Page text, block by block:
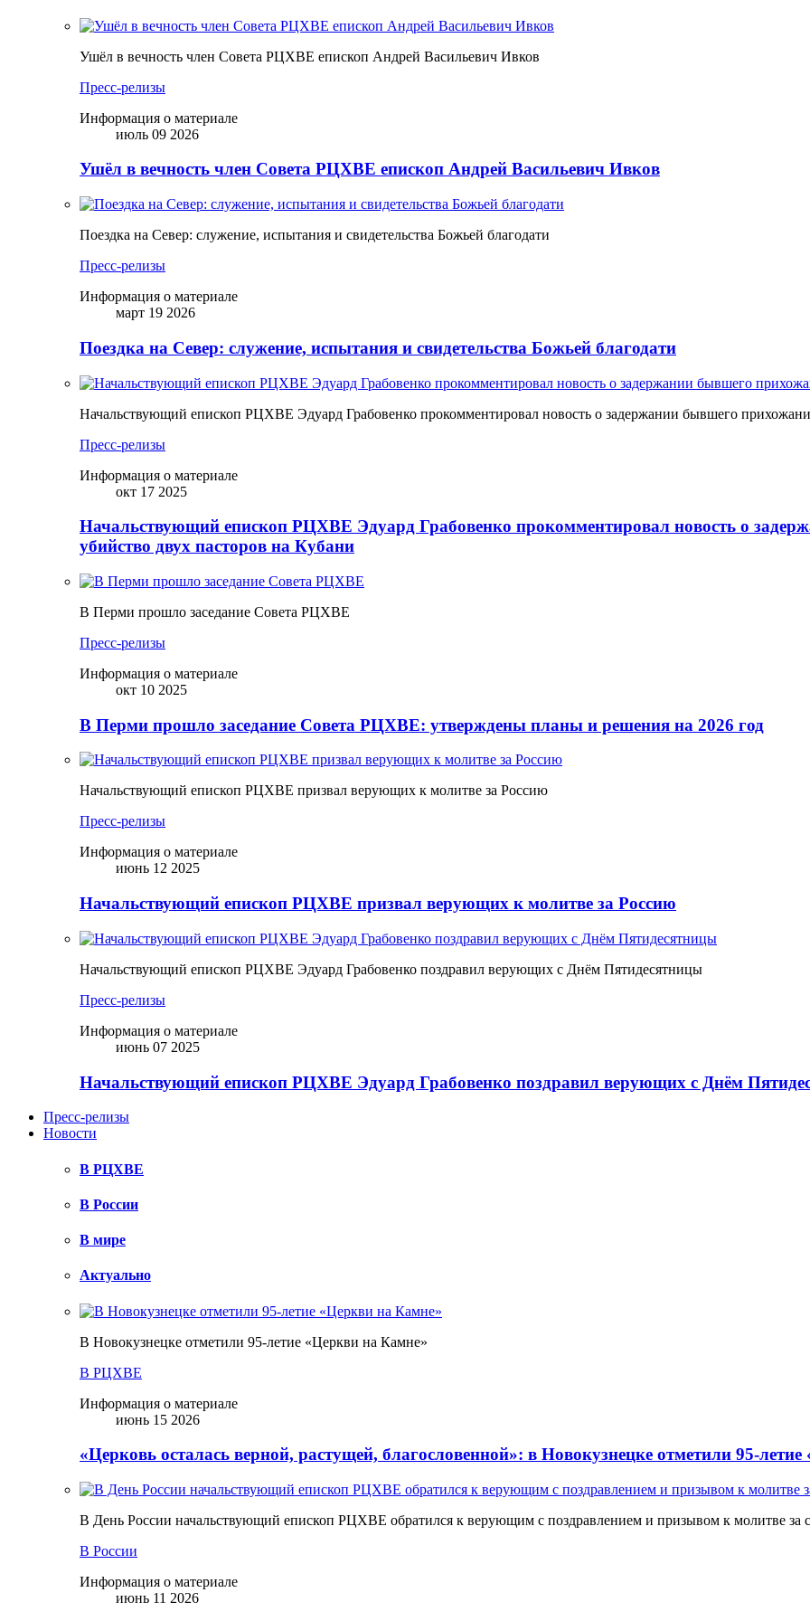
Ушёл в вечность член Совета РЦХВЕ епископ Андрей Васильевич Ивков
Пресс-релизы
Информация о материале
июль 09 2026
Ушёл в вечность член Совета РЦХВЕ епископ Андрей Васильевич Ивков
Поездка на Север: служение, испытания и свидетельства Божьей благодати
Пресс-релизы
Информация о материале
март 19 2026
Поездка на Север: служение, испытания и свидетельства Божьей благодати
Начальствующий епископ РЦХВЕ Эдуард Грабовенко прокомментировал новость о задержании бывшего
Пресс-релизы
Информация о материале
окт 17 2025
Начальствующий епископ РЦХВЕ Эдуард Грабовенко прокомментировал новость о
убийство двух пасторов на Кубани
В Перми прошло заседание Совета РЦХВЕ
Пресс-релизы
Информация о материале
окт 10 2025
В Перми прошло заседание Совета РЦХВЕ: утверждены планы и решения на 2026 год
Начальствующий епископ РЦХВЕ призвал верующих к молитве за Россию
Пресс-релизы
Информация о материале
июнь 12 2025
Начальствующий епископ РЦХВЕ призвал верующих к молитве за Россию
Начальствующий епископ РЦХВЕ Эдуард Грабовенко поздравил верующих с Днём Пятидесятницы
Пресс-релизы
Информация о материале
июнь 07 2025
Начальствующий епископ РЦХВЕ Эдуард Грабовенко поздравил верующих с Днём
Пресс-релизы
Новости
В РЦХВЕ
В России
В мире
Актуально
В Новокузнецке отметили 95-летие «Церкви на Камне»
В РЦХВЕ
Информация о материале
июнь 15 2026
«Церковь осталась верной, растущей, благословенной»: в Новокузнецке отметили 95-
В День России начальствующий епископ РЦХВЕ обратился к верующим с поздравлением и призывом к молитве за
В России
Информация о материале
июнь 11 2026